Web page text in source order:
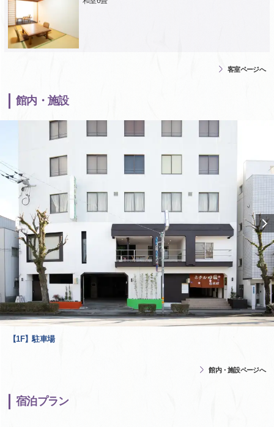
客室ページへ
館内・施設
【1F】駐車場
館内・施設ページへ
宿泊プラン